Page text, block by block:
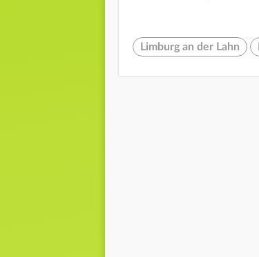
Limburg an der Lahn